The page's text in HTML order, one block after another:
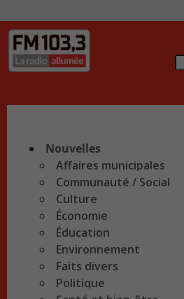
Nouvelles
Affaires municipales
Communauté / Social
Culture
Économie
Éducation
Environnement
Faits divers
Politique